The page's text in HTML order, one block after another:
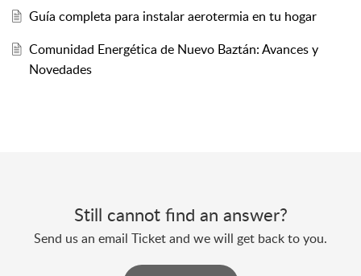
Guía completa para instalar aerotermia en tu hogar
Comunidad Energética de Nuevo Baztán: Avances y
Novedades
Still cannot find an answer?
Send us an email Ticket and we will get back to you.